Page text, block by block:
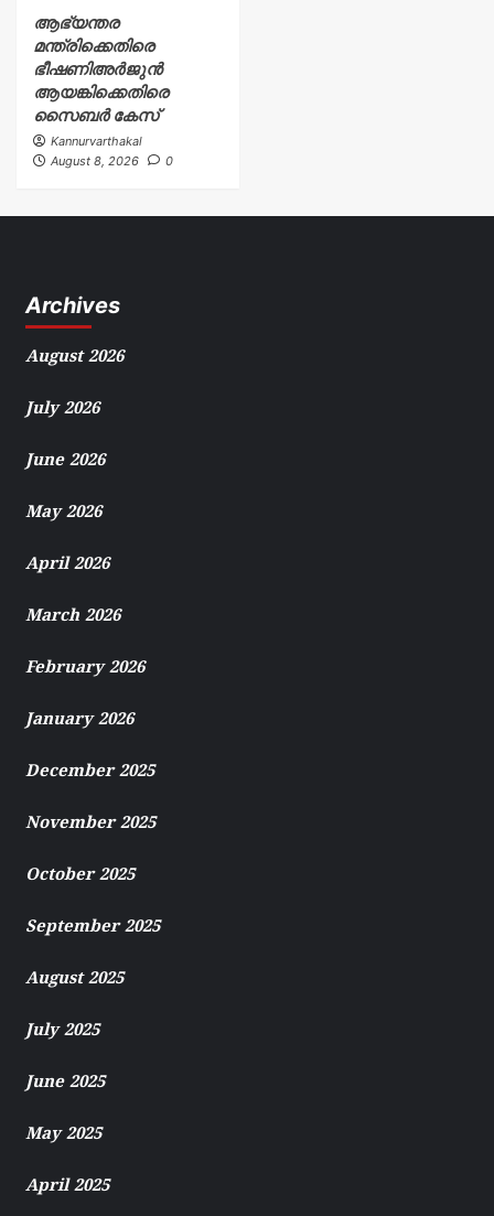
ആഭ്യന്തര
മന്ത്രിക്കെതിരെ
ഭീഷണിഅർജുൻ
ആയങ്കിക്കെതിരെ
സൈബർ കേസ്
Kannurvarthakal
August 8, 2026
0
Archives
August 2026
July 2026
June 2026
May 2026
April 2026
March 2026
February 2026
January 2026
December 2025
November 2025
October 2025
September 2025
August 2025
July 2025
June 2025
May 2025
April 2025